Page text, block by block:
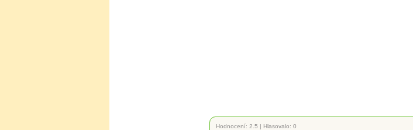
Hodnocení: 2.5 | Hlasovalo: 0